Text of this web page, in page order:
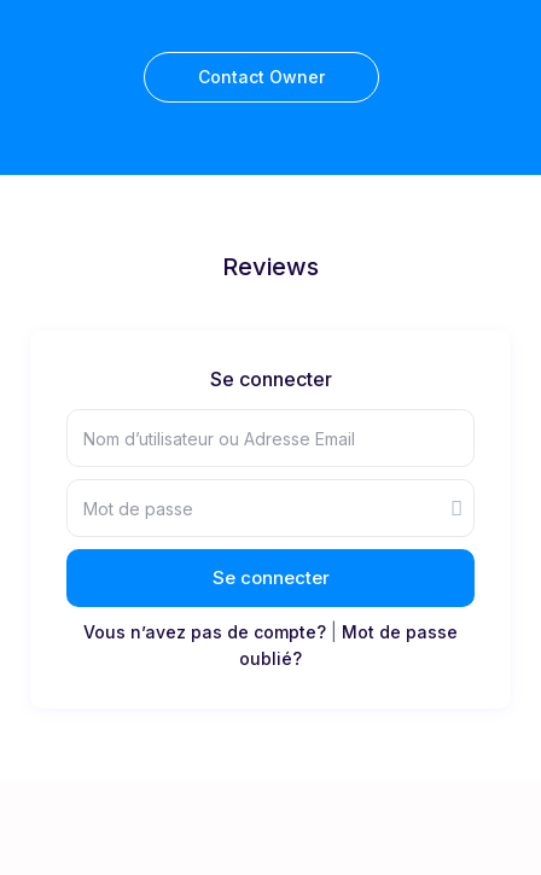
Contact Owner
Reviews
Se connecter
Se connecter
Vous n’avez pas de compte?
Mot de passe
oublié?